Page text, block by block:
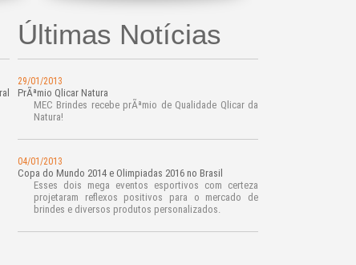
Últimas Notícias
29/01/2013
PrÃªmio Qlicar Natura
MEC Brindes recebe prÃªmio de Qualidade Qlicar da
Natura!
04/01/2013
Copa do Mundo 2014 e Olimpiadas 2016 no Brasil
Esses dois mega eventos esportivos com certeza
projetaram reflexos positivos para o mercado de
brindes e diversos produtos personalizados.